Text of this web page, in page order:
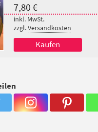
7,80 €
inkl. MwSt.
zzgl.Versandkosten
Kaufen